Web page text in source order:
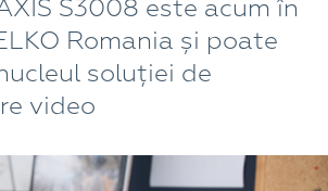
S3008 este acum în
Romania și poate
soluției de
video